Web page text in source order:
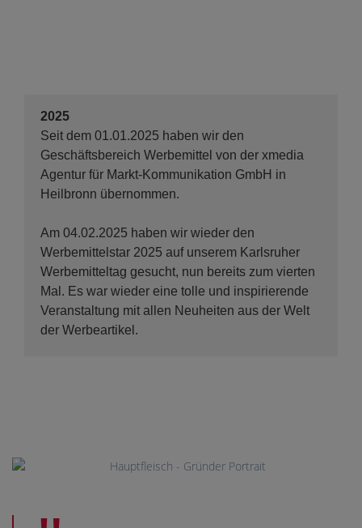
2025
Seit dem 01.01.2025 haben wir den
Geschäftsbereich Werbemittel von der xmedia
Agentur für Markt-Kommunikation GmbH in
Heilbronn übernommen.
Am 04.02.2025 haben wir wieder den
Werbemittelstar 2025 auf unserem Karlsruher
Werbemitteltag gesucht, nun bereits zum vierten
Mal. Es war wieder eine tolle und inspirierende
Veranstaltung mit allen Neuheiten aus der Welt
der Werbeartikel.